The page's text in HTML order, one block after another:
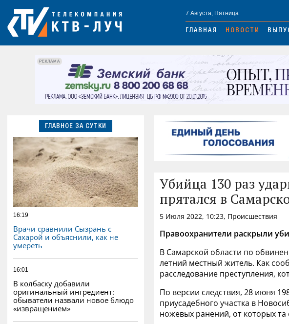
7 Августа, Пятница
ГЛАВНАЯ НОВОСТИ
РЕКЛАМА
ГЛАВНОЕ ЗА СУТКИ
16:19
Врачи сравнили Сызрань с
Сахарой и объяснили, как не
умереть
16:01
В колбаску добавили
оригинальный ингредиент:
обыватели назвали новое блюдо
«извращением»
Убийца 130 раз
прятался в
5 Июля 2022, 10:23, Происшествия
Правоохранители раскрыли
В Самарской области по
летний местный житель. Как
расследование преступления,
По версии следствия, 28 июня
приусадебного участка в
ножевых ранений, от которых та